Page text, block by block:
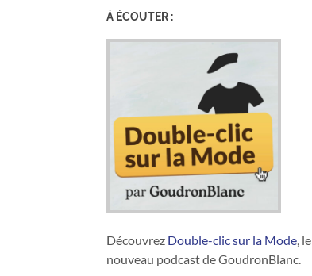
À ÉCOUTER :
Découvrez Double-clic sur la Mode, le
nouveau podcast de GoudronBlanc.